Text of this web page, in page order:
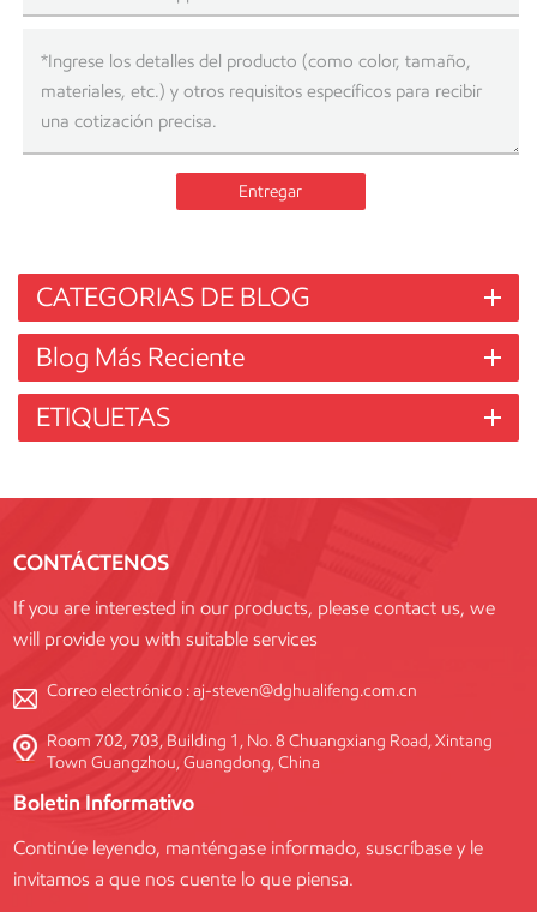
Entregar
CATEGORIAS DE BLOG
Blog Más Reciente
ETIQUETAS
CONTÁCTENOS
If you are interested in our products, please contact us, we
will provide you with suitable services
Correo electrónico :aj-steven@dghualifeng.com.cn
Room 702, 703, Building 1, No. 8 Chuangxiang Road, Xintang
Town Guangzhou, Guangdong, China
Boletin Informativo
Continúe leyendo, manténgase informado, suscríbase y le
invitamos a que nos cuente lo que piensa.